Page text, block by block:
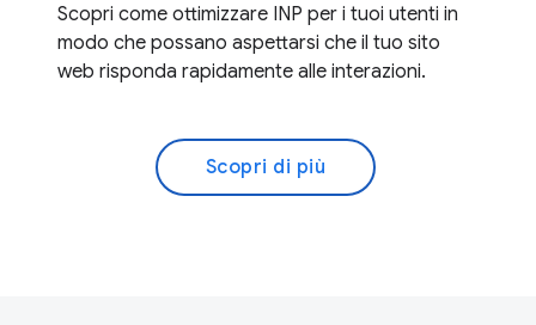
Scopri come ottimizzare INP per i tuoi utenti in
modo che possano aspettarsi che il tuo sito
web risponda rapidamente alle interazioni.
Scopri di più